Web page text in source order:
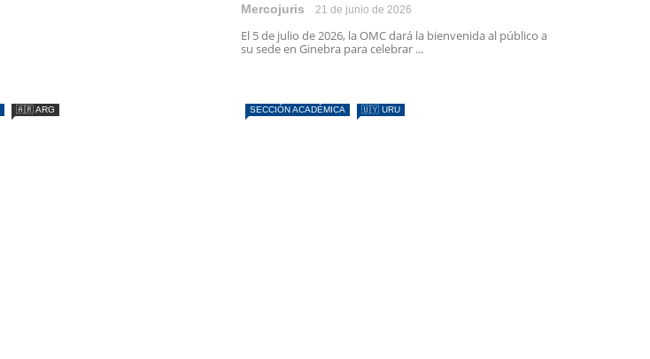
Mercojuris 21 de junio de 2026
El 5 de julio de 2026, la OMC dará la bienvenida al público a
su sede en Ginebra para celebrar ...
🇦🇷 ARG SECCIÓN ACADÉMICA 🇺🇾 URU